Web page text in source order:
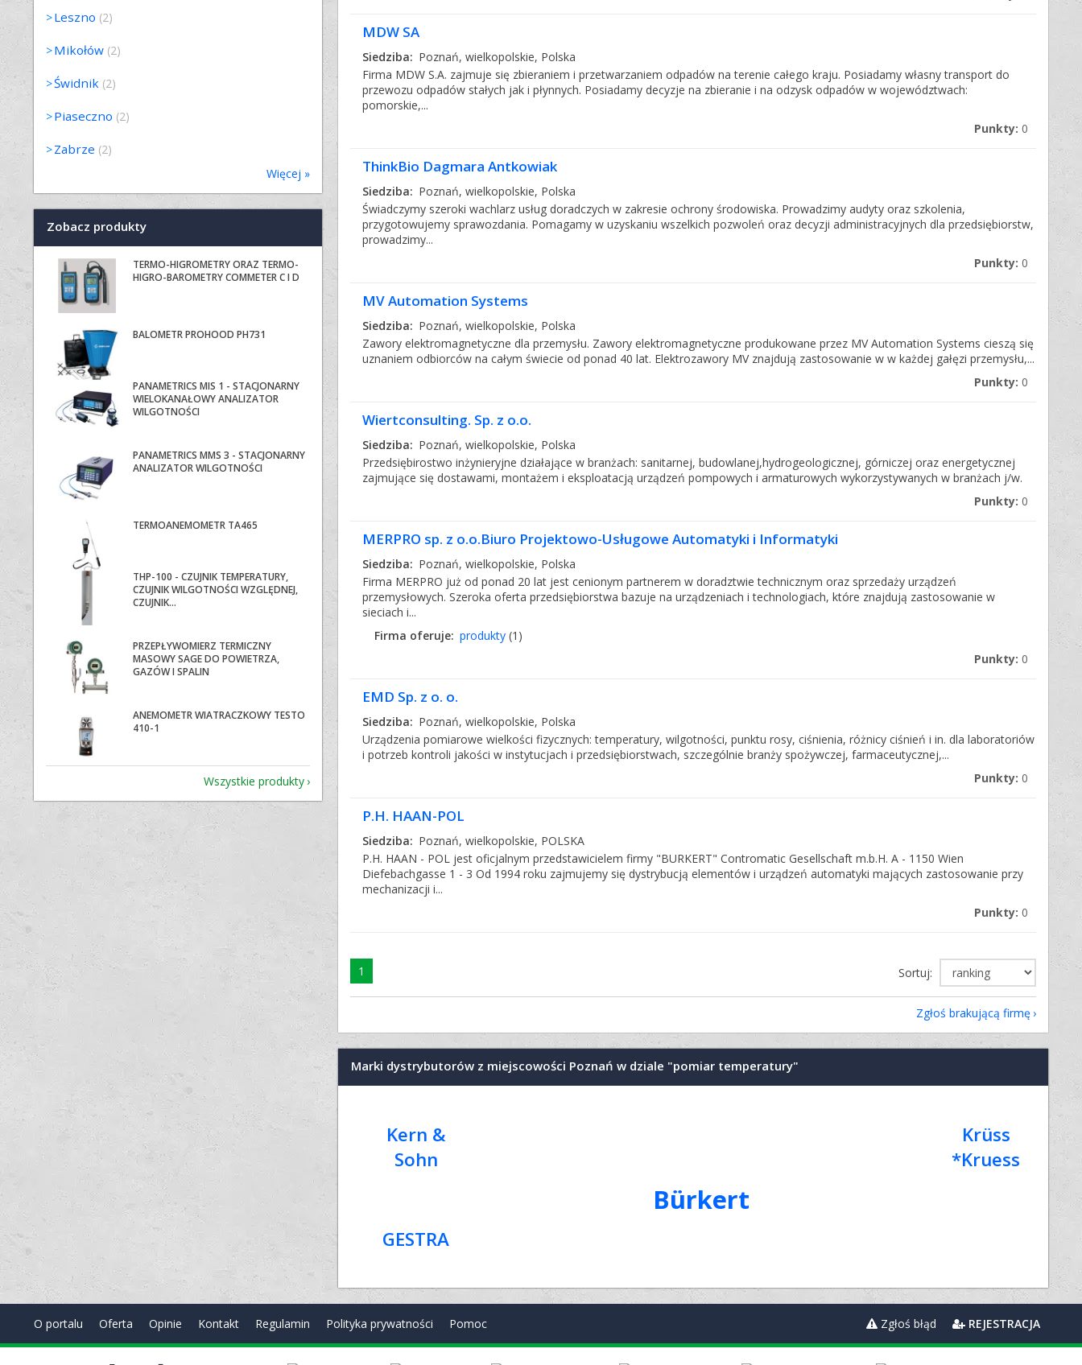
MDW SA
Siedziba: Poznań, wielkopolskie, Polska
Firma MDW S.A. zajmuje się zbieraniem i przetwarzaniem odpadów na terenie całego kraju. Posiadamy własny transport do
przewozu odpadów stałych jak i płynnych. Posiadamy decyzje na zbieranie i na odzysk odpadów w województwach:
pomorskie,...
Punkty: 0
ThinkBio Dagmara Antkowiak
Siedziba: Poznań, wielkopolskie, Polska
Świadczymy szeroki wachlarz usług doradczych w zakresie ochrony środowiska. Prowadzimy audyty oraz szkolenia,
przygotowujemy sprawozdania. Pomagamy w uzyskaniu wszelkich pozwoleń oraz decyzji administracyjnych dla przedsiębiorstw,
prowadzimy...
Punkty: 0
MV Automation Systems
Siedziba: Poznań, wielkopolskie, Polska
Zawory elektromagnetyczne dla przemysłu. Zawory elektromagnetyczne produkowane przez MV Automation Systems cieszą się
uznaniem odbiorców na całym świecie od ponad 40 lat. Elektrozawory MV znajdują zastosowanie w w każdej gałęzi przemysłu,...
Punkty: 0
Wiertconsulting. Sp. z o.o.
Siedziba: Poznań, wielkopolskie, Polska
Przedsiębirostwo inżynieryjne działające w branżach: sanitarnej, budowlanej,hydrogeologicznej, górniczej oraz energetycznej
zajmujące się dostawami, montażem i eksploatacją urządzeń pompowych i armaturowych wykorzystywanych w branżach j/w.
Punkty: 0
MERPRO sp. z o.o.Biuro Projektowo-Usługowe Automatyki i Informatyki
Siedziba: Poznań, wielkopolskie, Polska
Firma MERPRO już od ponad 20 lat jest cenionym partnerem w doradztwie technicznym oraz sprzedaży urządzeń
przemysłowych. Szeroka oferta przedsiębiorstwa bazuje na urządzeniach i technologiach, które znajdują zastosowanie w
sieciach i...
Firma oferuje: produkty (1)
Punkty: 0
EMD Sp. z o. o.
Siedziba: Poznań, wielkopolskie, Polska
Urządzenia pomiarowe wielkości fizycznych: temperatury, wilgotności, punktu rosy, ciśnienia, różnicy ciśnień i in. dla laboratoriów
i potrzeb kontroli jakości w instytucjach i przedsiębiorstwach, szczególnie branży spożywczej, farmaceutycznej,...
Punkty: 0
P.H. HAAN-POL
Siedziba: Poznań, wielkopolskie, POLSKA
P.H. HAAN - POL jest oficjalnym przedstawicielem firmy "BURKERT" Contromatic Gesellschaft m.b.H. A - 1150 Wien
Diefebachgasse 1 - 3 Od 1994 roku zajmujemy się dystrybucją elementów i urządzeń automatyki mających zastosowanie przy
mechanizacji i...
Punkty: 0
1 Sortuj:
Zgłoś brakującą firmę
Marki dystrybutorów z miejscowości Poznań w dziale "pomiar temperatury"
Bürkert
Kern &
Sohn
Krüss
*Kruess
GESTRA
Leszno (2)
Mikołów (2)
Świdnik (2)
Piaseczno (2)
Zabrze (2)
Więcej »
Zobacz produkty
TERMO-HIGROMETRY ORAZ TERMO-
HIGRO-BAROMETRY COMMETER C I D
BALOMETR PROHOOD PH731
PANAMETRICS MIS 1 - STACJONARNY
WIELOKANAŁOWY ANALIZATOR
WILGOTNOŚCI
PANAMETRICS MMS 3 - STACJONARNY
ANALIZATOR WILGOTNOŚCI
TERMOANEMOMETR TA465
THP-100 - CZUJNIK TEMPERATURY,
CZUJNIK WILGOTNOŚCI WZGLĘDNEJ,
CZUJNIK...
PRZEPŁYWOMIERZ TERMICZNY
MASOWY SAGE DO POWIETRZA,
GAZÓW I SPALIN
ANEMOMETR WIATRACZKOWY TESTO
410-1
Wszystkie produkty
O portalu Oferta Opinie Kontakt Regulamin Polityka prywatności Pomoc Zgłoś błąd REJESTRACJA